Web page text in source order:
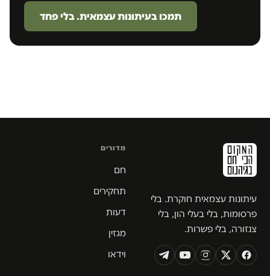
תמכו בעיתונות עצמאית. בלי פחד
עיתונות עצמאית חוקרת. בלי
פרסומות, בלי בעלי הון, בלי
צנזורה, בלי פשרות.
מדורים
חם
תחקירים
דעות
מגזין
וידאו